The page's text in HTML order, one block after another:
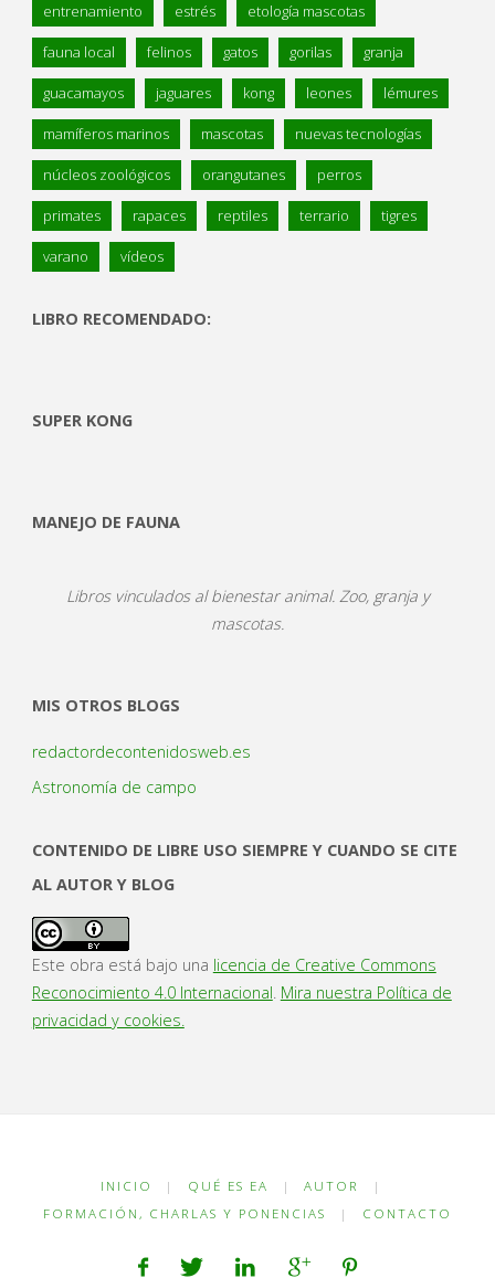
entrenamiento estrés etología mascotas
fauna local felinos gatos gorilas granja
guacamayos jaguares kong leones lémures
mamíferos marinos mascotas nuevas tecnologías
núcleos zoológicos orangutanes perros
primates rapaces reptiles terrario tigres
varano vídeos
LIBRO RECOMENDADO:
SUPER KONG
MANEJO DE FAUNA
Libros vinculados al bienestar animal. Zoo, granja y
mascotas.
MIS OTROS BLOGS
redactordecontenidosweb.es
Astronomía de campo
CONTENIDO DE LIBRE USO SIEMPRE Y CUANDO SE CITE
AL AUTOR Y BLOG
Este obra está bajo una licencia de Creative Commons
Reconocimiento 4.0 Internacional. Mira nuestra Política de
privacidad y cookies.
INICIO | QUÉ ES EA | AUTOR
|
FORMACIÓN, CHARLAS Y PONENCIAS
| CONTACTO